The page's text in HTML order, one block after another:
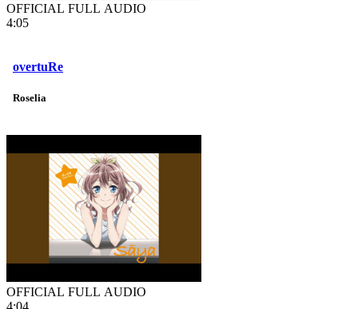
OFFICIAL FULL AUDIO
4:05
overtuRe
Roselia
OFFICIAL FULL AUDIO
4:04